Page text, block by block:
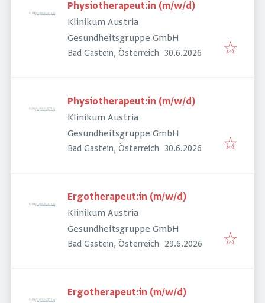
Physiotherapeut:in (m/w/d)
Klinikum Austria
Gesundheitsgruppe GmbH
Bad Gastein, Österreich Veröffentlicht
30.6.2026
Physiotherapeut:in (m/w/d)
Klinikum Austria
Gesundheitsgruppe GmbH
Bad Gastein, Österreich Veröffentlicht
30.6.2026
Ergotherapeut:in (m/w/d)
Klinikum Austria
Gesundheitsgruppe GmbH
Bad Gastein, Österreich Veröffentlicht
29.6.2026
Ergotherapeut:in (m/w/d)